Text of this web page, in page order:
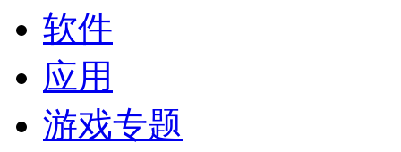
软件
应用
游戏专题